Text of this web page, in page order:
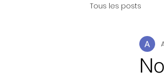
Tous les posts